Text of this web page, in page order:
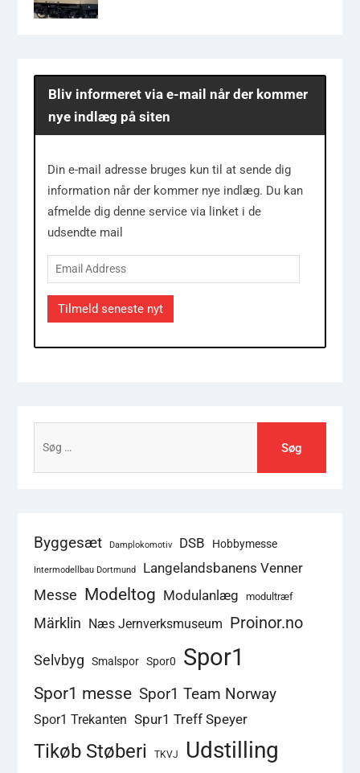
Bliv informeret via e-mail når der kommer
nye indlæg på siten
Din e-mail adresse bruges kun til at sende dig
information når der kommer nye indlæg. Du kan
afmelde dig denne service via linket i de
udsendte mail
Email
Address
Tilmeld seneste nyt
efter:
Byggesæt Damplokomotiv DSB Hobbymesse
Intermodellbau Dortmund
Langelandsbanens Venner
Messe
Modeltog Modulanlæg modultræf
Märklin Næs Jernverksmuseum Proinor.no
Selvbyg Smalspor Spor0 Spor1
Spor1 messe Spor1 Team Norway
Spor1 Trekanten Spur1 Treff Speyer
Tikøb Støberi TKVJ Udstilling